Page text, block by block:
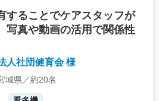
することでケアスタッフが
写真や動画の活用で関係性
人社団健育会 様
城県／約20名